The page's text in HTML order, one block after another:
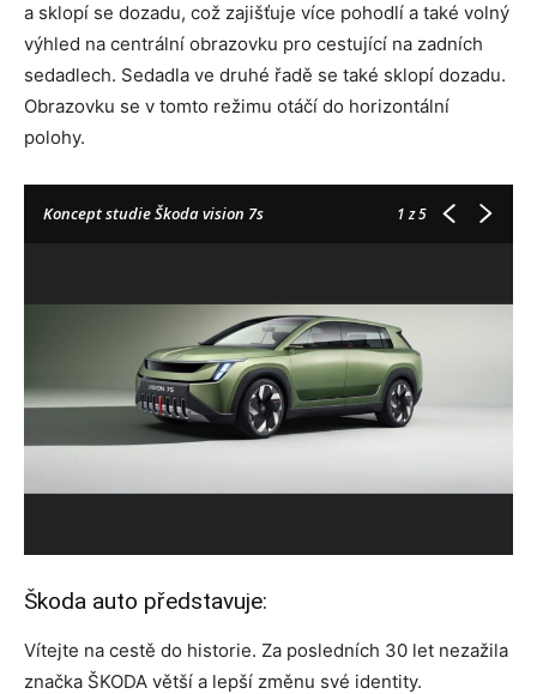
a sklopí se dozadu, což zajišťuje více pohodlí a také volný
výhled na centrální obrazovku pro cestující na zadních
sedadlech. Sedadla ve druhé řadě se také sklopí dozadu.
Obrazovku se v tomto režimu otáčí do horizontální
polohy.
Koncept studie Škoda vision 7s 1z 5
Škoda auto představuje:
Vítejte na cestě do historie. Za posledních 30 let nezažila
značka ŠKODA větší a lepší změnu své identity.